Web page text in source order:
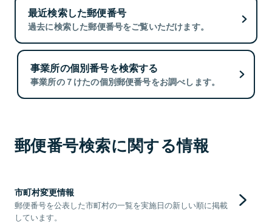
最近検索した郵便番号
過去に検索した郵便番号をご覧いただけます。
事業所の個別番号を検索する
事業所の７けたの個別郵便番号をお調べします。
郵便番号検索に関する情報
市町村変更情報
郵便番号を公表した市町村の一覧を実施日の新しい順に掲載
しています。